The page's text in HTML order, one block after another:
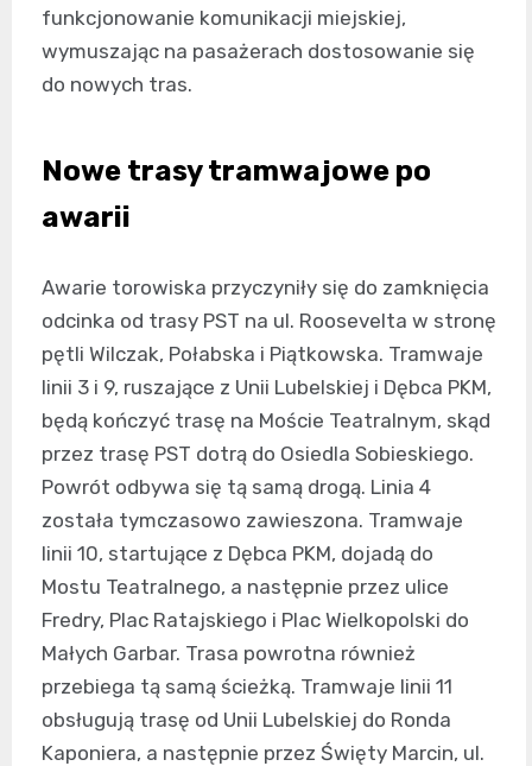
funkcjonowanie komunikacji miejskiej,
wymuszając na pasażerach dostosowanie się
do nowych tras.
Nowe trasy tramwajowe po
awarii
Awarie torowiska przyczyniły się do zamknięcia
odcinka od trasy PST na ul. Roosevelta w stronę
pętli Wilczak, Połabska i Piątkowska. Tramwaje
linii 3 i 9, ruszające z Unii Lubelskiej i Dębca PKM,
będą kończyć trasę na Moście Teatralnym, skąd
przez trasę PST dotrą do Osiedla Sobieskiego.
Powrót odbywa się tą samą drogą. Linia 4
została tymczasowo zawieszona. Tramwaje
linii 10, startujące z Dębca PKM, dojadą do
Mostu Teatralnego, a następnie przez ulice
Fredry, Plac Ratajskiego i Plac Wielkopolski do
Małych Garbar. Trasa powrotna również
przebiega tą samą ścieżką. Tramwaje linii 11
obsługują trasę od Unii Lubelskiej do Ronda
Kaponiera, a następnie przez Święty Marcin, ul.